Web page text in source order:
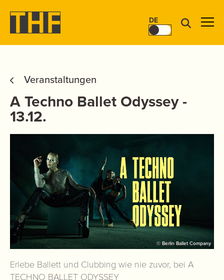
DE
Veranstaltungen
A Techno Ballet Odyssey -
13.12.
© Berlin Ballet Company
Erlebe Ballett und Clubbing wie nie zuvor, bei A
TECHNO BALLET ODYSSEY